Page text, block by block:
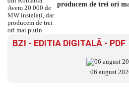
producem de trei ori
BZI - EDITIA DIGITALĂ - PDF
06 august